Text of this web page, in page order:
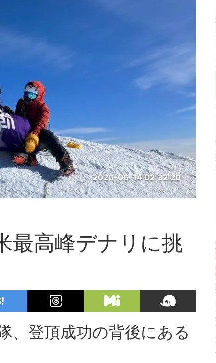
2026-06-14 02:32:20
最高峰デナリに挑
、登頂成功の背後にある